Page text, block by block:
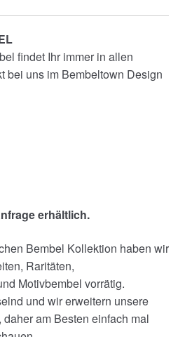
findet Ihr immer in allen
bei uns im Bembeltown Design
erhältlich.
Bembel Kollektion haben wir
Raritäten,
Motivbembel vorrätig.
und wir erweitern unsere
am Besten einfach mal